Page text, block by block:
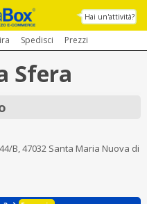
Hai un'attività?
Spedisci Prezzi
Sfera
B, 47032 Santa Maria Nuova di